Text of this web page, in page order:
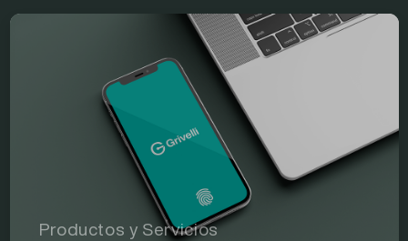
Productos y Servicios